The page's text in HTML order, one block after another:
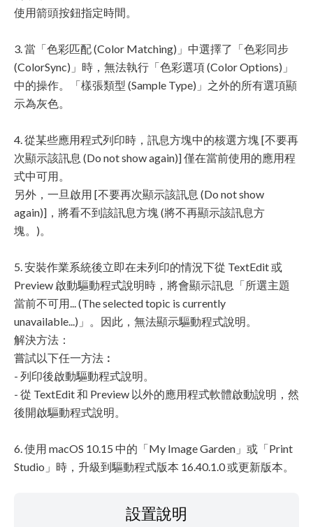
使用箭頭按鈕指定時間。
3. 當「色彩匹配 (Color Matching)」中選擇了「色彩同步
(ColorSync)」時，無法執行「色彩選項 (Color Options)」
中的操作。「樣張類型 (Sample Type)」之外的所有選項顯
示為灰色。
4. 從某些應用程式列印時，訊息方塊中的核選方塊 [不要再
次顯示該訊息 (Do not show again)] 僅在當前使用的應用程
式中可用。
另外，一旦啟用 [不要再次顯示該訊息 (Do not show
again)]，將看不到該訊息方塊 (將不再顯示該訊息方
塊。)。
5. 安裝作業系統後立即在未列印的情況下從 TextEdit 或
Preview 啟動驅動程式說明時，將會顯示訊息「所選主題
當前不可用... (The selected topic is currently
unavailable...)」。因此，無法顯示驅動程式說明。
解決方法：
嘗試以下任一方法︰
- 列印後啟動驅動程式說明。
- 從 TextEdit 和 Preview 以外的應用程式軟體啟動說明，然
後開啟驅動程式說明。
6. 使用 macOS 10.15 中的「My Image Garden」或「Print
Studio」時，升級到驅動程式版本 16.40.1.0 或更新版本。
設置說明